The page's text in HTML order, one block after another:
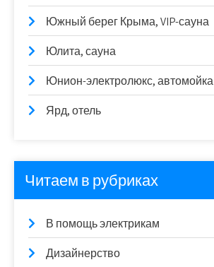
Южный берег Крыма, VIP-сауна
Юлита, сауна
Юнион-электролюкс, автомойка
Ярд, отель
Читаем в рубриках
В помощь электрикам
Дизайнерство